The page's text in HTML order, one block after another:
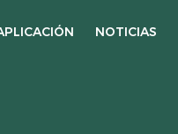
NOTICIAS